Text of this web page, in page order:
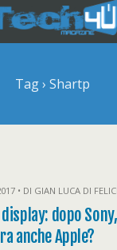
Tag › Shartp
• DI GIAN LUCA DI
display: dopo
anche Apple?